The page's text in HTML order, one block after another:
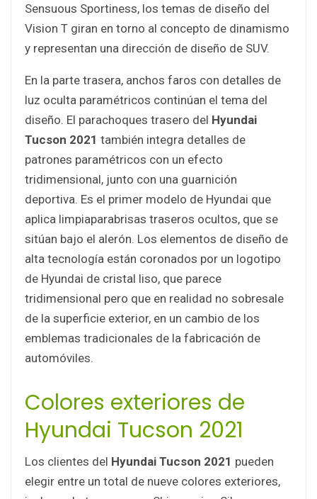
Sensuous Sportiness, los temas de diseño del
Vision T giran en torno al concepto de dinamismo
y representan una dirección de diseño de SUV.
En la parte trasera, anchos faros con detalles de
luz oculta paramétricos continúan el tema del
diseño. El parachoques trasero del Hyundai
Tucson 2021 también integra detalles de
patrones paramétricos con un efecto
tridimensional, junto con una guarnición
deportiva. Es el primer modelo de Hyundai que
aplica limpiaparabrisas traseros ocultos, que se
sitúan bajo el alerón. Los elementos de diseño de
alta tecnología están coronados por un logotipo
de Hyundai de cristal liso, que parece
tridimensional pero que en realidad no sobresale
de la superficie exterior, en un cambio de los
emblemas tradicionales de la fabricación de
automóviles.
Colores exteriores de
Hyundai Tucson 2021
Los clientes del Hyundai Tucson 2021 pueden
elegir entre un total de nueve colores exteriores,